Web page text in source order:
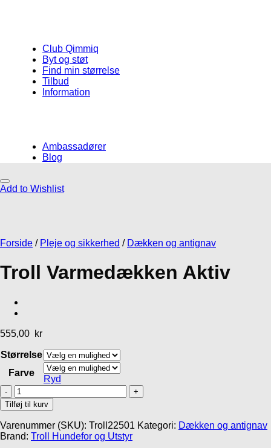
Club Qimmiq
Byt og støt
Find min størrelse
Tilbud
Information
Ambassadører
Blog
Måske kunne nogle af disse produkter
Add to Wishlist
Add to Wishlist
Add to Wishlist
Add to Wishlist
Forside / Pleje og sikkerhed / Dækken og antignav
Troll Varmedækken Aktiv
555,00 kr
Størrelse
Farve
Ryd
Troll
Varmedækken
Aktiv
antal
Tilføj til kurv
Varenummer (SKU): Troll22501 Kategori: Dækken og antignav
Brand: Troll Hundefor og Utstyr